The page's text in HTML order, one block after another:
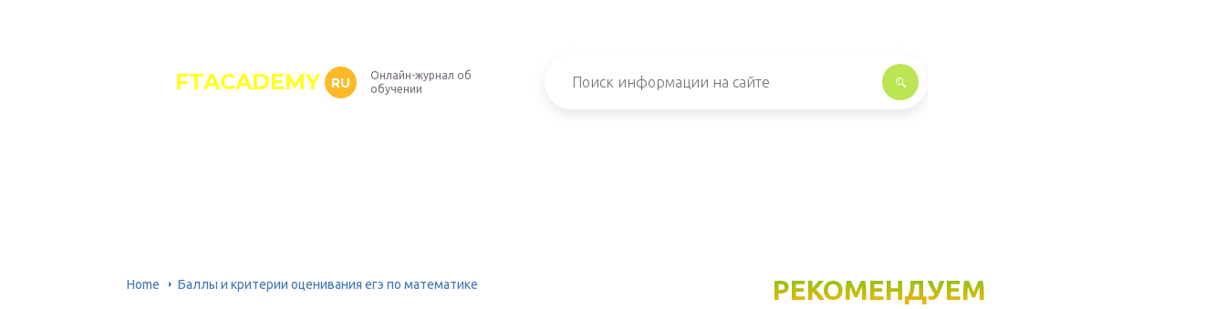
FTACADEMY RU
Онлайн-журнал об
обучении
Home Баллы и критерии оценивания егэ по математике РЕКОМЕНДУЕМ